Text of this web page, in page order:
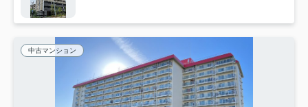
中古マンション